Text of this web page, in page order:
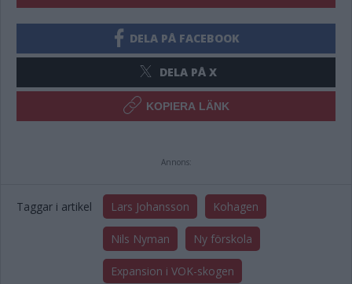
DELA PÅ FACEBOOK
DELA PÅ X
KOPIERA LÄNK
Annons:
Taggar i artikel Lars Johansson Kohagen
Nils Nyman Ny förskola
Expansion i VOK-skogen